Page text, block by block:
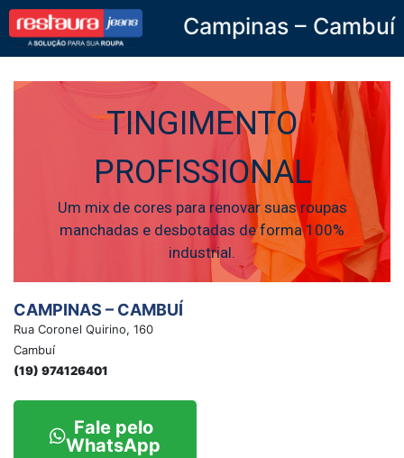
Restaura Jeans
Campinas – Cambuí
TINGIMENTO
PROFISSIONAL
Um mix de cores para renovar suas roupas
manchadas e desbotadas de forma 100%
industrial.
CAMPINAS – CAMBUÍ
Rua Coronel Quirino, 160
Cambuí
(19) 974126401
Fale pelo
WhatsApp